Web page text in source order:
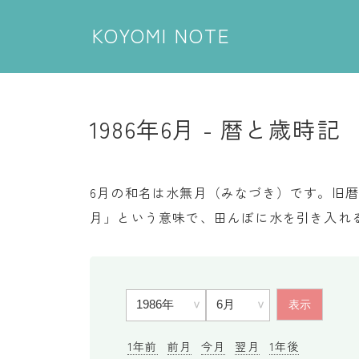
KOYOMI NOTE
1986年6月 - 暦と歳時記
6月の和名は水無月（みなづき）です。旧
月」という意味で、田んぼに水を引き入れ
1年前 前月 今月 翌月 1年後